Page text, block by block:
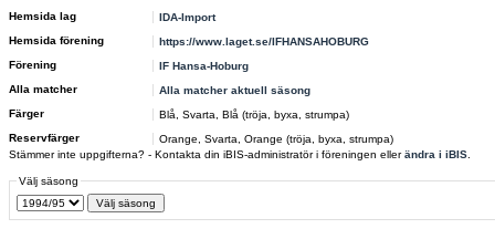
Hemsida lag
IDA-Import
Hemsida förening
https://www.laget.se/IFHANSAHOBURG
Förening
IF Hansa-Hoburg
Alla matcher
Alla matcher aktuell säsong
Färger
Blå, Svarta, Blå (tröja, byxa, strumpa)
Reservfärger
Orange, Svarta, Orange (tröja, byxa, strumpa)
Stämmer inte uppgifterna? - Kontakta din iBIS-administratör i föreningen ellerändra i iBIS
Välj säsong